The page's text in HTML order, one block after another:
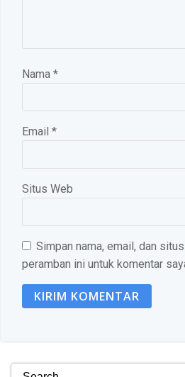
Nama *
Email *
Situs Web
Simpan nama, email, dan
peramban ini untuk komentar
Search